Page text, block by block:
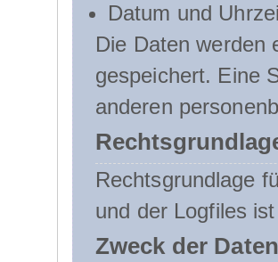
Datum und
Die Daten werden
gespeichert. Eine
anderen
Rechtsgrundlage
und der Logfiles
Zweck der